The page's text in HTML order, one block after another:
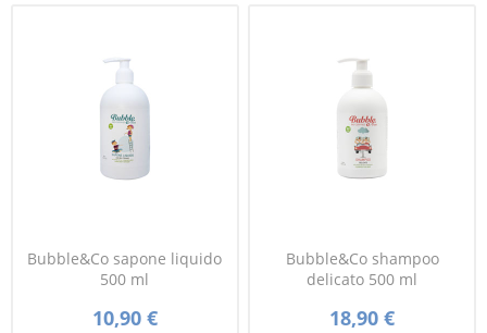
Bubble&Co sapone liquido
500 ml
10,90 €
Bubble&Co shampoo
delicato 500 ml
18,90 €